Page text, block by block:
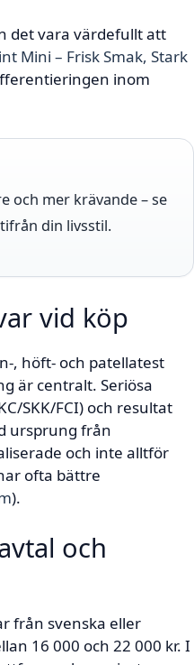
det vara värdefullt att
Mini – Frisk Smak, Stark
inom
och mer krävande – se
din livsstil.
vid köp
, höft- och patellatest
är centralt. Seriösa
SKK/FCI) och resultat
ursprung från
och inte alltför
ofta bättre
).
och
från svenska eller
16 000 och 22 000 kr. I